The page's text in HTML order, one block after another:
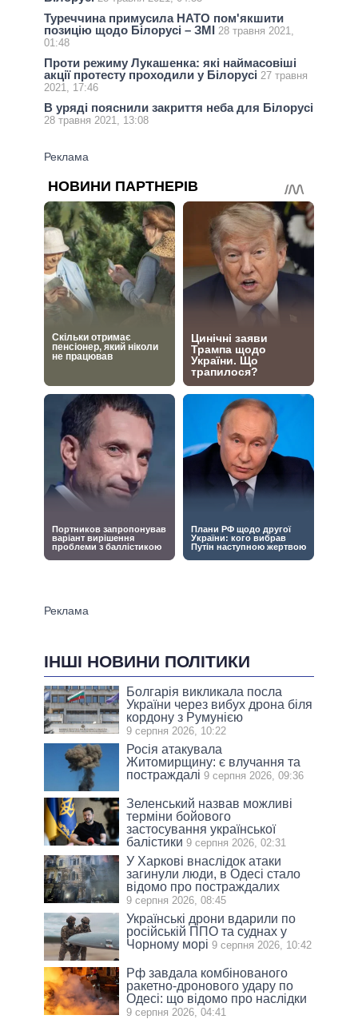
Туреччина примусила НАТО пом'якшити
позицію щодо Білорусі – ЗМІ 28 травня 2021,
01:48
Проти режиму Лукашенка: які наймасовіші
акції протесту проходили у Білорусі 27 травня
2021, 17:46
В уряді пояснили закриття неба для Білорусі
28 травня 2021, 13:08
ІНШІ НОВИНИ ПОЛІТИКИ
Болгарія викликала посла
України через вибух дрона біля
кордону з Румунією
9 серпня 2026, 10:22
Росія атакувала
Житомирщину: є влучання та
постраждалі 9 серпня 2026, 09:36
Зеленський назвав можливі
терміни бойового
застосування української
балістики 9 серпня 2026, 02:31
У Харкові внаслідок атаки
загинули люди, в Одесі стало
відомо про постраждалих
9 серпня 2026, 08:45
Українські дрони вдарили по
російській ППО та суднах у
Чорному морі 9 серпня 2026, 10:42
Рф завдала комбінованого
ракетно-дронового удару по
Одесі: що відомо про наслідки
9 серпня 2026, 04:41